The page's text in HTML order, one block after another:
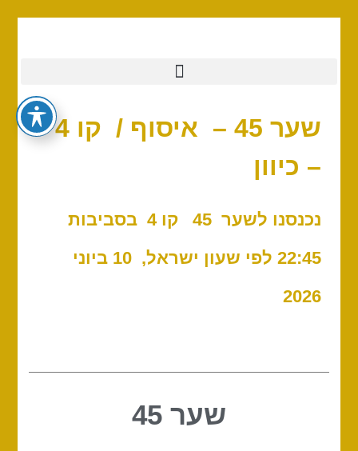
שער 45 – איסוף / קו 4
– כיוון
נכנסנו לשער 45 ק
ו 4 בסביבות
22:45
לפי שעון ישראל, 10 ביוני
2026
שער 45